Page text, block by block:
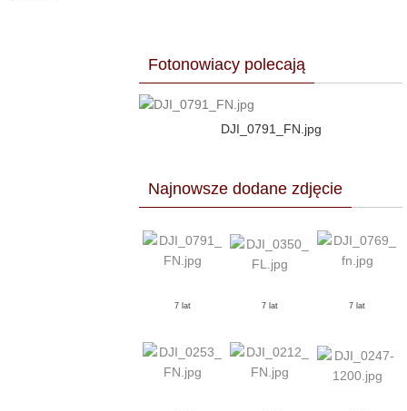
Fotonowiacy polecają
DJI_0791_FN.jpg
Najnowsze dodane zdjęcie
7 lat 7 lat 7 lat